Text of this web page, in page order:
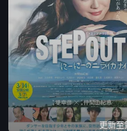
更新至